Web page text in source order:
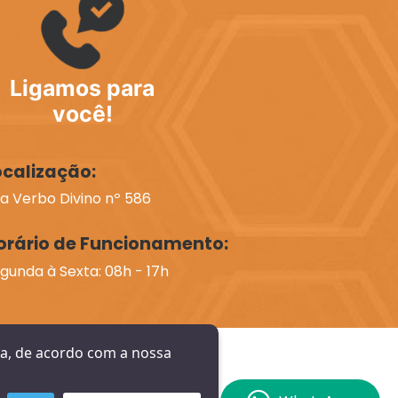
Ligamos para
você!
Verbo Divino nº 586
de Funcionamento:
à Sexta: 08h - 17h
de acordo com a nossa